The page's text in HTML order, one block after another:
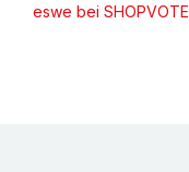
eswe bei SHOPVOTE